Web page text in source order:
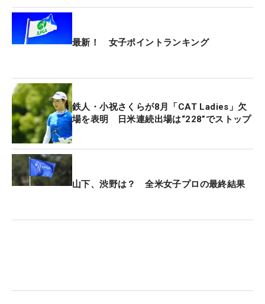
最新！ 女子ポイントランキング
鉄人・小祝さくらが8月「CAT Ladies」欠
場を表明 日米連続出場は“228”でストップ
山下、渋野は？ 全米女子プロの最終結果